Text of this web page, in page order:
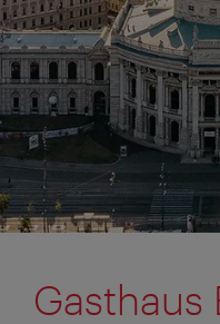
Gasthaus